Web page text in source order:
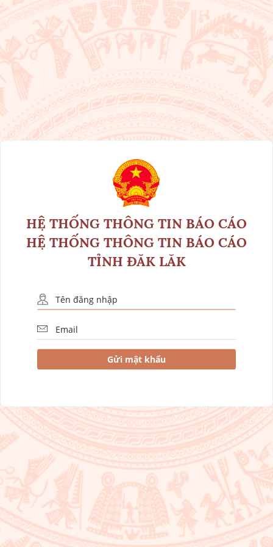
HỆ THỐNG THÔNG TIN BÁO CÁO
HỆ THỐNG THÔNG TIN BÁO CÁO
TỈNH ÐĂK LĂK